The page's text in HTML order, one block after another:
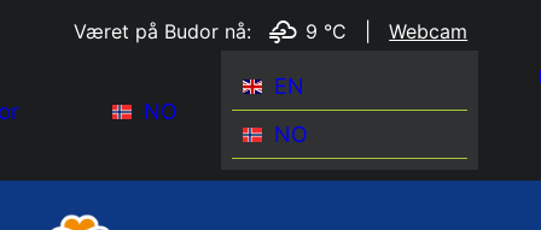
Været på Budor nå: 9 °C |Webcam
NO
EN
NO